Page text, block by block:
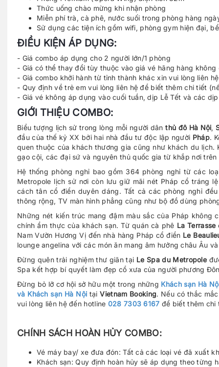
Thức uống chào mừng khi nhận phòng
Miễn phí trà, cà phê, nước suối trong phòng hàng
Sử dụng các tiện ích gồm wifi, phòng gym hiện đại,
ĐIỀU KIỆN ÁP DỤNG:
- Giá combo áp dụng cho 2 người lớn/1 phòng
- Giá có thể thay đổi tùy thuộc vào giá vé hãng hàng
- Giá combo khởi hành từ tỉnh thành khác xin vui lòng liên
- Quy định về trẻ em vui lòng liên hệ để biết thêm chi tiết
- Giá vé không áp dụng vào cuối tuần, dịp Lễ Tết và các
GIỚI THIỆU COMBO:
Biểu tượng lịch sử trong lòng mỗi người dânthủ đô Hà Nội,
đầu của thế kỷ XX bởi hai nhà đầu tư độc lập người Pháp.
quen thuộc của khách thương gia cũng như khách du
gạo cội, các đại sứ và nguyên thủ quốc gia từ khắp nơi trên
Hệ thống phòng nghỉ bao gồm 364 phòng nghỉ từ các
Metropole lịch sử nơi còn lưu giữ mãi nét Pháp cổ tráng
cách tân cổ điển duyên dáng. Tất cả các phòng nghỉ
thông rộng, TV màn hình phẳng cũng như bộ đồ dùng
Những nét kiến trúc mang đậm màu sắc của Pháp
chính ẩm thực của khách sạn. Từ quán cà phê La Terrasse
Nam Vườn Hương Vị đến nhà hàng Pháp cổ điển Le
lounge angelina với các món ăn mang âm hưởng châu Âu
Đừng quên trải nghiệm thư giãn tại Le Spa du Metropole
Spa kết hợp bí quyết làm đẹp cổ xưa của người phương
Đừng bỏ lỡ cơ hội sở hữu một trong những Khách sạn Hà
và Khách sạn Hà Nội tạiVietnam Booking. Nếu có thắc
vui lòng liên hệ đến hotline 028 7303 6167 để biết thêm chi
CHÍNH SÁCH HOÀN HỦY COMBO:
Vé máy bay/ xe đưa đón: Tất cả các loại vé đã xuất
Khách sạn: Quy định hoàn hủy sẽ áp dụng theo